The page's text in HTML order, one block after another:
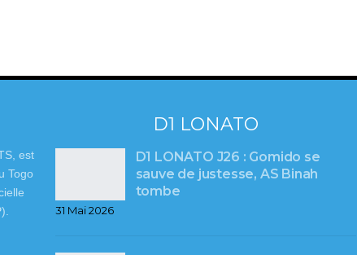
est
Togo
D1 LONATO
D1 LONATO J26 : Gomido se
sauve de justesse, AS Binah
tombe
31 Mai 2026